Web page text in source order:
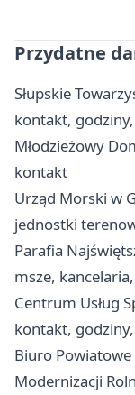
Przydatne
Słupskie
kontakt,
Młodzieżowy
kontakt
Urząd Morski w
jednostki
Parafia
msze,
Centrum Usług
kontakt,
Biuro
Modernizacji